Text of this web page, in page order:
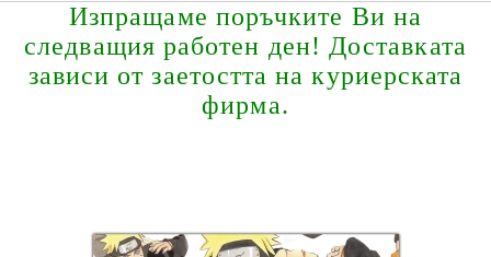
Изпращаме поръчките Ви на
следващия работен ден! Доставката
зависи от заетостта на куриерската
фирма.